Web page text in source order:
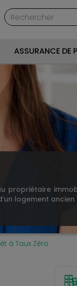
ASSURANCE DE
propriétaire
logement
à Taux Zéro